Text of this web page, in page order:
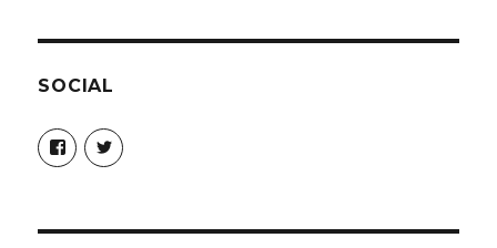
SOCIAL
Profil
von
christoph.fleischer1
anzeigen
Profil
von
anzeigen